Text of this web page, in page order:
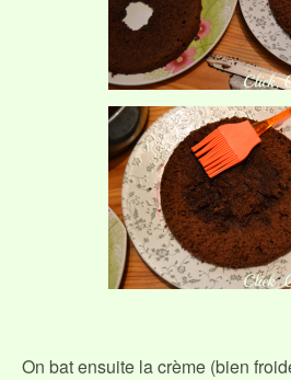
On bat ensuite la crème (bien